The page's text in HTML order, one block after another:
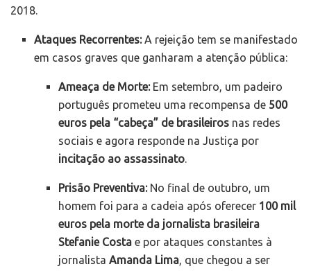
2018.
Ataques Recorrentes:A rejeição tem se manifestado
em casos graves que ganharam a atenção pública:
Ameaça de Morte:Em setembro, um padeiro
português prometeu uma recompensa de 500
euros pela “cabeça” de brasileirosnas redes
sociais e agora responde na Justiça por
incitação ao assassinato.
Prisão Preventiva:No final de outubro, um
homem foi para a cadeia após oferecer 100 mil
euros pela morte da jornalista brasileira
Stefanie Costae por ataques constantes à
jornalista Amanda Lima, que chegou a ser